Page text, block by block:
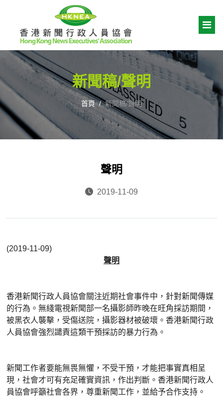
新聞稿/聲明
首頁 新聞稿/聲明
聲明
2019-11-09
(2019-11-09)
聲明
香港新聞行政人員協會關注近期社會事件中，針對新聞傳媒
的行為。無綫電視新聞部一名攝影師昨晚在旺角採訪期間，
被黑衣人襲擊，受傷送院，攝影器材被破壞。香港新聞行政
人員協會強烈譴責這類干預採訪的暴力行為。
新聞工作者要能無畏無懼，不受干預，才能把事實真相呈
現，社會才可有充足確實資訊，作出判斷。香港新聞行政人
員協會呼籲社會各界，尊重新聞工作，並給予合作支持。